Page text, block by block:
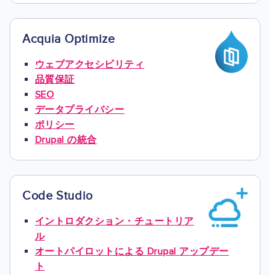
Image
Acquia Optimize
ウェブアクセシビリティ
品質保証
SEO
データプライバシー
ポリシー
Drupal の統合
Code Studio
イントロダクション・チュートリア
ル
オートパイロットによる Drupal アップデー
ト